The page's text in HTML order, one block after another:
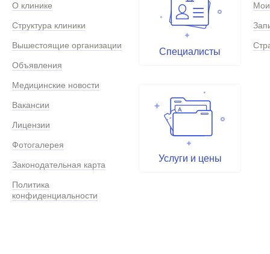
О клинике
Структура клиники
Вышестоящие организации
Объявления
Медицинские новости
Вакансии
Лицензии
Фотогалерея
Законодательная карта
Политика
конфиденциальности
Специалисты
Услуги и цены